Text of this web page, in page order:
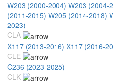
W203 (2000-2004) W203 (2004-
(2011-2015) W205 (2014-2018)
2023)
CLA
X117 (2013-2016) X117 (2016-
CLE
C236 (2023-2025)
CLK